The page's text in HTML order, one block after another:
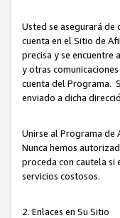
Usted se asegurará
cuenta en el Sitio de
precisa y se encuentre
y otras
cuenta del Programa.
enviado a dicha
Unirse al Programa
Nunca hemos
proceda con cautela si
servicios costosos.
2. Enlaces en Su Sitio